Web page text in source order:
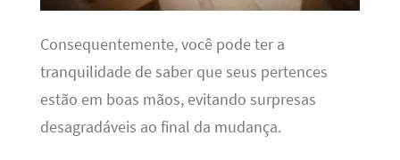
Consequentemente, você pode ter a
tranquilidade de saber que seus pertences
estão em boas mãos, evitando surpresas
desagradáveis ao final da mudança.